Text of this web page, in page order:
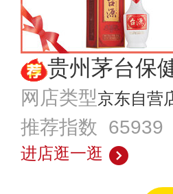
贵州茅台保
网店类型京东自营
推荐指数 65939
进店逛一逛